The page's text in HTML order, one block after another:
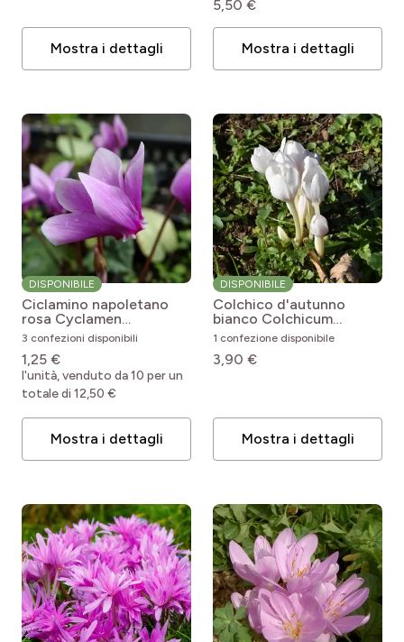
Mostra i dettagli
5,50 €
Mostra i dettagli
DISPONIBILE
Ciclamino napoletano
rosa Cyclamen
hederifolium
3 confezioni disponibili
1,25 €
l'unità, venduto da 10 per un
totale di 12,50 €
Mostra i dettagli
DISPONIBILE
Colchico d'autunno
bianco Colchicum
autumnale Album
1 confezione disponibile
3,90 €
Mostra i dettagli